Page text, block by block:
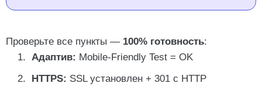
Проверьте все пункты — 100% готовность:
Адаптив: Mobile-Friendly Test = OK
HTTPS: SSL установлен + 301 с HTTP